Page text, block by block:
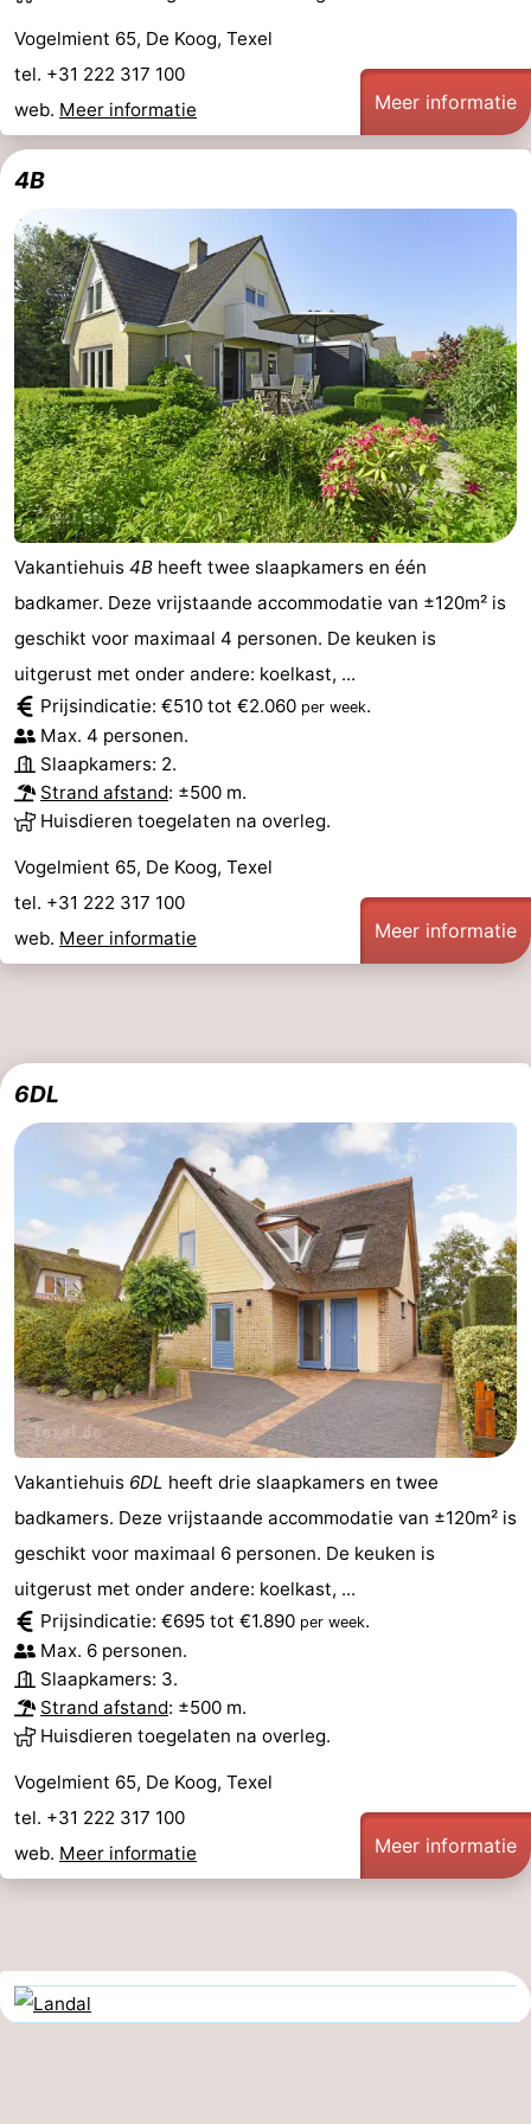
Vogelmient 65, De Koog, Texel
tel. +31 222 317 100
web. Meer informatie Meer informatie
4B
Vakantiehuis 4B heeft twee slaapkamers en één
badkamer. Deze vrijstaande accommodatie van ±120m² is
geschikt voor maximaal 4 personen. De keuken is
uitgerust met onder andere: koelkast, ...
Prijsindicatie: €510 tot €2.060 per week.
Max. 4 personen.
Slaapkamers: 2.
Strand afstand: ±500 m.
Huisdieren toegelaten na overleg.
Vogelmient 65, De Koog, Texel
tel. +31 222 317 100
web. Meer informatie Meer informatie
6DL
Vakantiehuis 6DL heeft drie slaapkamers en twee
badkamers. Deze vrijstaande accommodatie van ±120m² is
geschikt voor maximaal 6 personen. De keuken is
uitgerust met onder andere: koelkast, ...
Prijsindicatie: €695 tot €1.890 per week.
Max. 6 personen.
Slaapkamers: 3.
Strand afstand: ±500 m.
Huisdieren toegelaten na overleg.
Vogelmient 65, De Koog, Texel
tel. +31 222 317 100
web. Meer informatie Meer informatie